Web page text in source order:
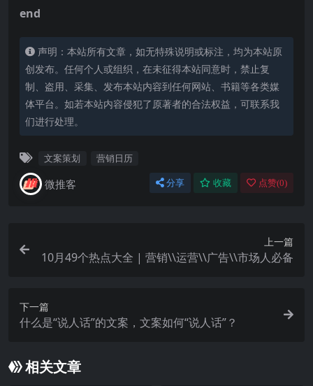
end
声明：本站所有文章，如无特殊说明或标注，均为本站原
创发布。任何个人或组织，在未征得本站同意时，禁止复
制、盗用、采集、发布本站内容到任何网站、书籍等各类媒
体平台。如若本站内容侵犯了原著者的合法权益，可联系我
们进行处理。
文案策划 营销日历
微推客 分享 收藏 点赞(0)
上一篇
10月49个热点大全 | 营销\\运营\\广告\\市场人必备
下一篇
什么是“说人话”的文案，文案如何“说人话”？
相关文章